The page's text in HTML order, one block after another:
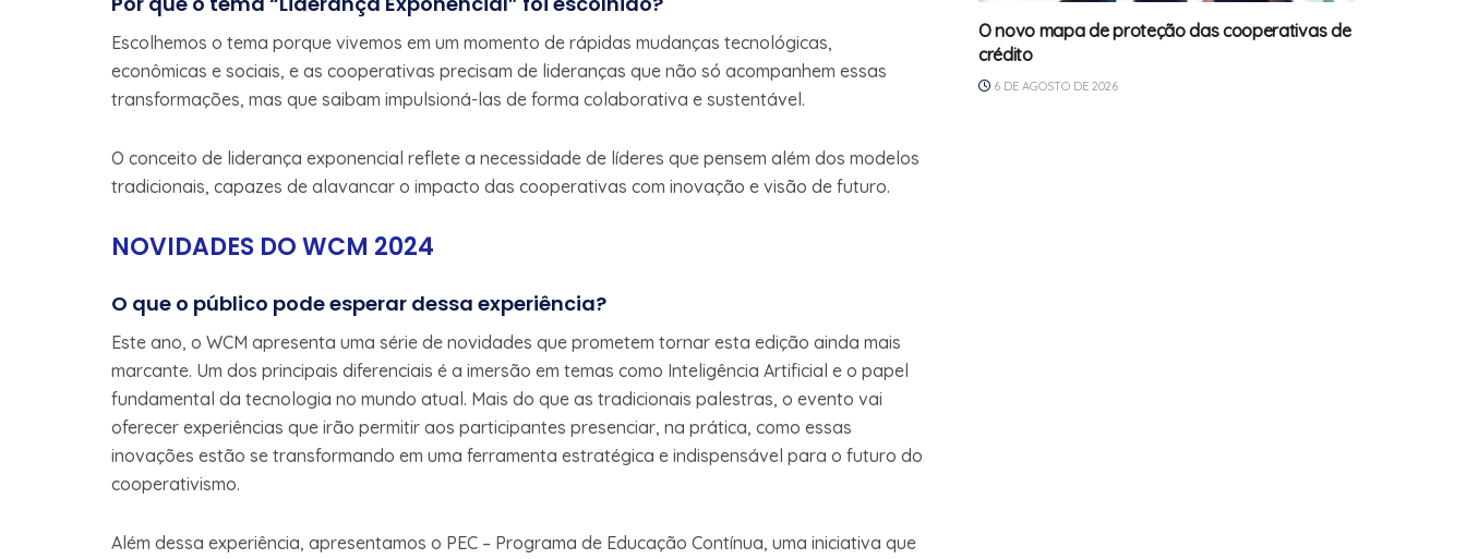
Escolhemos o tema porque vivemos em um momento de rápidas mudanças tecnológicas,
econômicas e sociais, e as cooperativas precisam de lideranças que não só acompanhem essas
transformações, mas que saibam impulsioná-las de forma colaborativa e sustentável.
O conceito de liderança exponencial reflete a necessidade de líderes que pensem além dos modelos
tradicionais, capazes de alavancar o impacto das cooperativas com inovação e visão de futuro.
NOVIDADES DO WCM 2024
O que o público pode esperar dessa experiência?
Este ano, o WCM apresenta uma série de novidades que prometem tornar esta edição ainda mais
marcante. Um dos principais diferenciais é a imersão em temas como Inteligência Artificial e o papel
fundamental da tecnologia no mundo atual. Mais do que as tradicionais palestras, o evento vai
oferecer experiências que irão permitir aos participantes presenciar, na prática, como essas
inovações estão se transformando em uma ferramenta estratégica e indispensável para o futuro do
cooperativismo.
Além dessa experiência, apresentamos o PEC – Programa de Educação Contínua, uma iniciativa que
O novo mapa de proteção das cooperativas de
crédito
6 DE AGOSTO DE 2026